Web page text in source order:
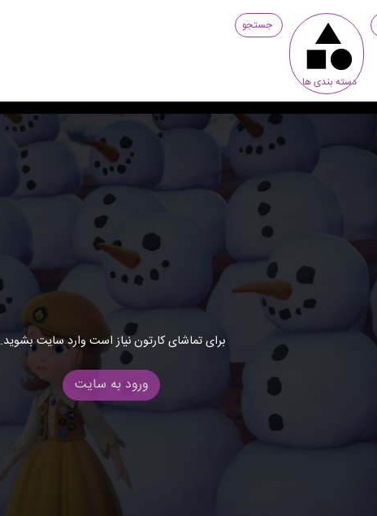
دسته بندی ها
جستجو
برای تماشای کارتون نیاز است وارد سایت بشوید.
ورود به سایت